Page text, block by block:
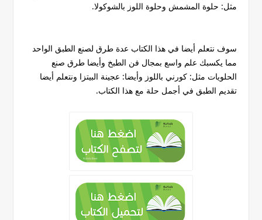
مثل: حلوة المشمش وحلوة اللوز بالشوكولا.
سوف نتعلم أيضا في هذا الكتاب عدة طرق لصنع الطبق الواحد
مما يكسبك علم واسع بمجال فن الطبخ وأيضا طرق صنع
الحلويات مثل: كورني باللوز وأيضا: عجينة البيتزا ونتعلم أيضا
تقديم الطبق في أجمل حلة مع هذا الكتاب.